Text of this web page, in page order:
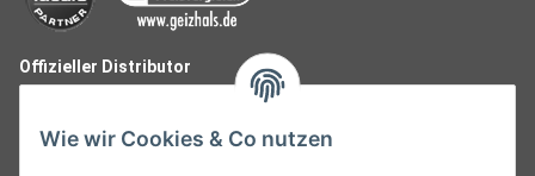
Offizieller Distributor
Wie wir Cookies & Co nutzen